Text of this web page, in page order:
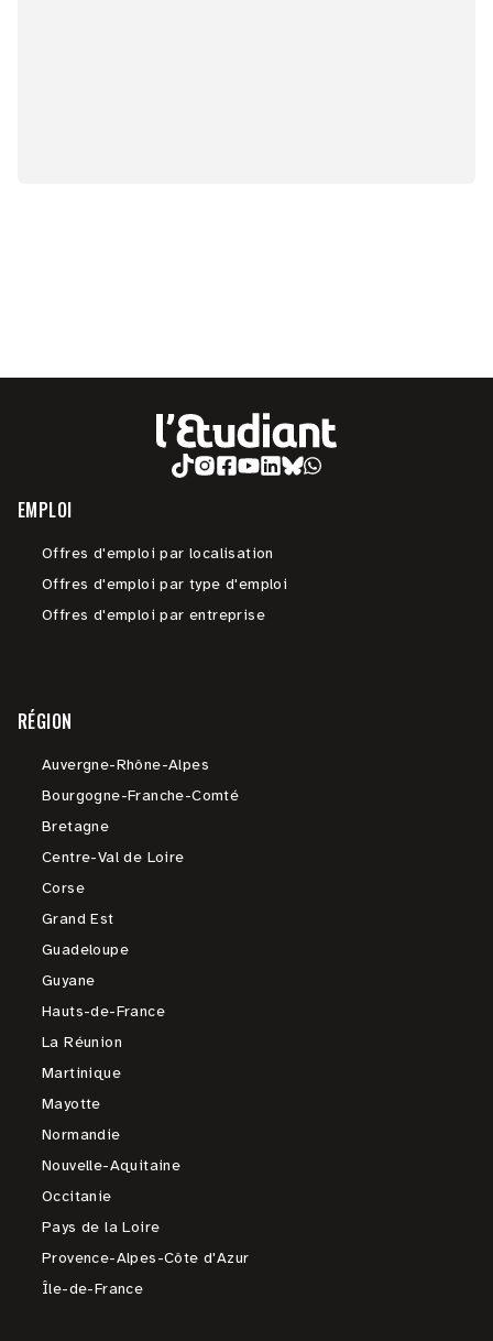
EMPLOI
Offres d'emploi par localisation
Offres d'emploi par type d'emploi
Offres d'emploi par entreprise
RÉGION
Auvergne-Rhône-Alpes
Bourgogne-Franche-Comté
Bretagne
Centre-Val de Loire
Corse
Grand Est
Guadeloupe
Guyane
Hauts-de-France
La Réunion
Martinique
Mayotte
Normandie
Nouvelle-Aquitaine
Occitanie
Pays de la Loire
Provence-Alpes-Côte d'Azur
Île-de-France